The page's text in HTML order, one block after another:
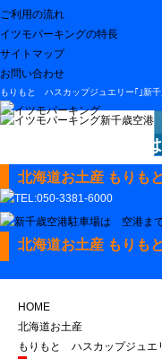
ご利用の流れ
イツモパーキングの特長
サイトマップ
お問い合わせ
もりもと ハスカップジュエリー｢｣新
新千歳空港駐車場
北海道お土産 もりも
北海道お土産 もりも
HOME
北海道お土産
もりもと ハスカップジュエ